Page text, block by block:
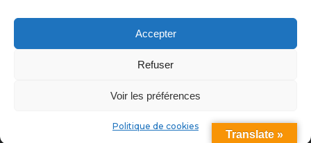
Accepter
Refuser
Voir les préférences
Politique de cookies
ALICE COUZINET
Translate »